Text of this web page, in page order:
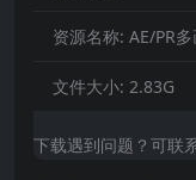
资源名称: AE/PR
文件大小: 2.83G
下载遇到问题？可联